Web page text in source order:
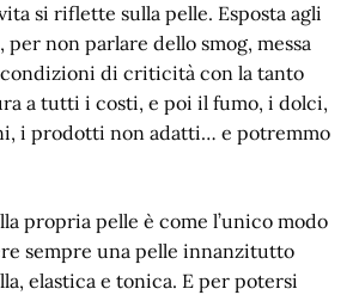
si riflette sulla pelle. Esposta agli
non parlare dello smog, messa
di criticità con la tanto
a tutti i costi, e poi il fumo, i dolci,
i prodotti non adatti… e potremmo
propria pelle è come l’unico modo
sempre una pelle innanzitutto
elastica e tonica. E per potersi